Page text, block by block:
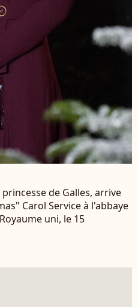
de Galles, arrive
Carol Service à l'abbaye
uni, le 15